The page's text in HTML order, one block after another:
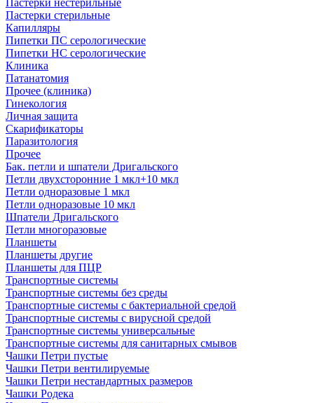
Пастерки нестерильные
Пастерки стерильные
Капилляры
Пипетки ПС серологические
Пипетки НС серологические
Клиника
Патанатомия
Прочее (клиника)
Гинекология
Личная защита
Скарификаторы
Паразитология
Прочее
Бак. петли и шпатели Дригальского
Петли двухсторонние 1 мкл+10 мкл
Петли одноразовые 1 мкл
Петли одноразовые 10 мкл
Шпатели Дригальского
Петли многоразовые
Планшеты
Планшеты другие
Планшеты для ПЦР
Транспортные системы
Транспортные системы без среды
Транспортные системы с бактериальной средой
Транспортные системы с вирусной средой
Транспортные системы универсальные
Транспортные системы для санитарных смывов
Чашки Петри пустые
Чашки Петри вентилируемые
Чашки Петри нестандартных размеров
Чашки Родека